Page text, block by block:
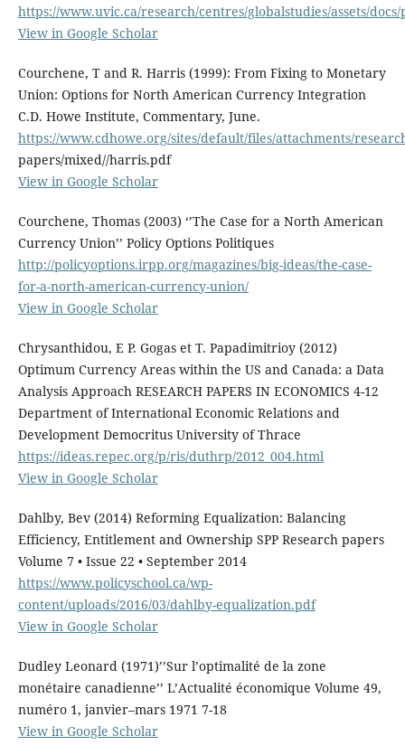
https://www.uvic.ca/research/centres/globalstudies/assets/
View in Google Scholar
Courchene, T and R. Harris (1999): From Fixing to Monetary
Union: Options for North American Currency Integration
C.D. Howe Institute, Commentary, June.
https://www.cdhowe.org/sites/default/files/attachments/
papers/mixed//harris.pdf
View in Google Scholar
Courchene, Thomas (2003) ‘’The Case for a North American
Currency Union’’ Policy Options Politiques
http://policyoptions.irpp.org/magazines/big-ideas/the-case-
for-a-north-american-currency-union/
View in Google Scholar
Chrysanthidou, E P. Gogas et T. Papadimitrioy (2012)
Optimum Currency Areas within the US and Canada: a Data
Analysis Approach RESEARCH PAPERS IN ECONOMICS 4-12
Department of International Economic Relations and
Development Democritus University of Thrace
https://ideas.repec.org/p/ris/duthrp/2012_004.html
View in Google Scholar
Dahlby, Bev (2014) Reforming Equalization: Balancing
Efficiency, Entitlement and Ownership SPP Research papers
Volume 7 • Issue 22 • September 2014
https://www.policyschool.ca/wp-
content/uploads/2016/03/dahlby-equalization.pdf
View in Google Scholar
Dudley Leonard (1971)’’Sur l’optimalité de la zone
monétaire canadienne’’ L’Actualité économique Volume 49,
numéro 1, janvier–mars 1971 7-18
View in Google Scholar